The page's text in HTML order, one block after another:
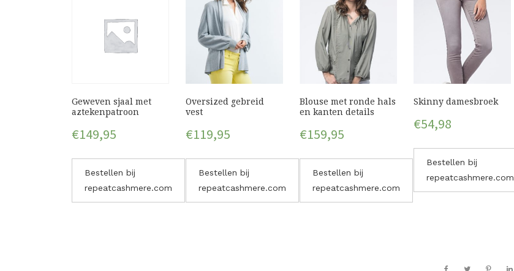
Geweven sjaal met
aztekenpatroon
€149,95
Bestellen bij
repeatcashmere.com
Oversized gebreid
vest
€119,95
Bestellen bij
repeatcashmere.com
Blouse met ronde hals
en kanten details
€159,95
Bestellen bij
repeatcashmere.com
Skinny damesbroek
€54,98
Bestellen bij
repeatcashmere.com